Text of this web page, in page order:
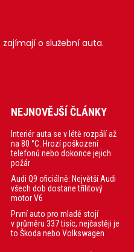
o služební auta.
NEJNOVĚJŠÍ ČLÁNKY
Interiér auta se v létě rozpálí až
na 80 °C. Hrozí poškození
telefonů nebo dokonce jejich
požár
Audi Q9 oficiálně: Největší Audi
všech dob dostane třílitový
motor V6
První auto pro mladé stojí
v průměru 337 tisíc, nejčastěji je
to Škoda nebo Volkswagen